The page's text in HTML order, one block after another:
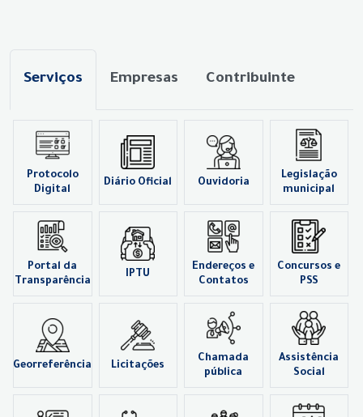
Serviços Empresas Contribuinte
Protocolo
Digital
Diário Oficial Ouvidoria
Legislação
municipal
Portal da
Transparência
IPTU
Endereços e
Contatos
Concursos e
PSS
Georreferência Licitações
Chamada
pública
Assistência
Social